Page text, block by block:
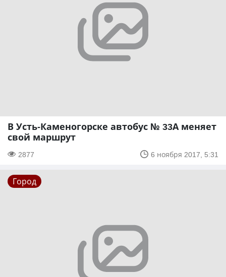
В Усть-Каменогорске автобус № 33А меняет
свой маршрут
2877 6 ноября 2017, 5:31
Город